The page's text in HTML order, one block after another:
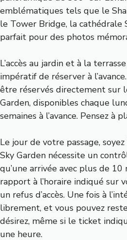
emblématiques tels que le
le Tower Bridge, la cathédrale
parfait pour des photos
L’accès au jardin et à la
impératif de réserver à
être réservés directement sur
Garden, disponibles chaque
semaines à l’avance. Pensez à
Le jour de votre passage, soyez
Sky Garden nécessite un
qu’une arrivée avec plus de
rapport à l’horaire indiqué sur
un refus d’accès. Une fois à
librement, et vous pouvez
désirez, même si le ticket
une heure.